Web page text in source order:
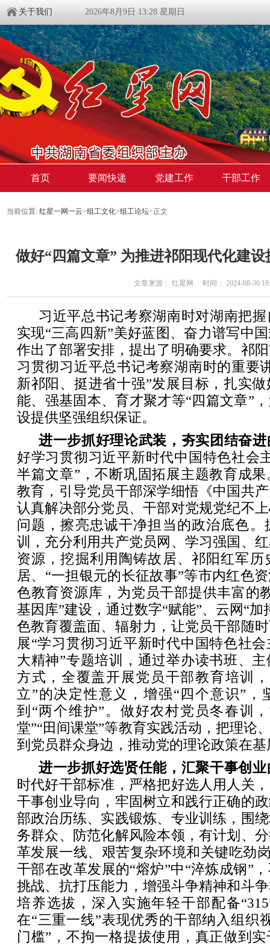
关于我们 2026年8月9日 13:28 星期日
首页 要闻快递 党建工作 干部工作
当前位置: 红星一网一云>组工文化>组工论坛>正文
做好“四篇文章” 为推进祁阳现代化建
文章来源： 红星网 时间： 2024-08-30
习近平总书记考察湖南时对湖南把
实现“三高四新”美好蓝图、奋力谱写中
作出了部署安排，提出了明确要求。祁
习贯彻习近平总书记考察湖南时的重要
新祁阳、挺进省十强”发展目标，扎实
能、强基固本、育才聚才等“四篇文章”
设提供坚强组织保证。
进一步抓好理论武装，夯实团结奋
好学习贯彻习近平新时代中国特色社会
半篇文章”，不断巩固拓展主题教育成
教育，引导党员干部深学细悟《中国共
认真解决部分党员、干部对党规党纪不
问题，擦亮忠诚干净担当的政治底色。
训，充分利用共产党员网、学习强国、
资源，挖掘利用陶铸故居、祁阳红军历
居、“一担银元的长征故事”等市内红色
色教育资源库，为党员干部提供丰富的
基因库”建设，通过数字“赋能”、云网“
色教育覆盖面、辐射力，让党员干部随
展“学习贯彻习近平新时代中国特色社
大精神”专题培训，通过举办读书班、
方式，全覆盖开展党员干部教育培训
立”的决定性意义，增强“四个意识”，
到“两个维护”。做好农村党员冬春训
堂”“田间课堂”等教育实践活动，把理论
到党员群众身边，推动党的理论政策在
进一步抓好选贤任能，汇聚干事创
时代好干部标准，严格把好选人用人关
干事创业导向，牢固树立和践行正确的
部政治历练、实践锻炼、专业训练，围
务群众、防范化解风险本领，有计划、
革发展一线、艰苦复杂环境和关键吃劲
干部在改革发展的“熔炉”中“淬炼成钢”
挑战、抗打压能力，增强斗争精神和斗
培养选拔，深入实施年轻干部配备
在“三重一线”表现优秀的干部纳入组织
门槛”，不拘一格提拔使用，真正做到